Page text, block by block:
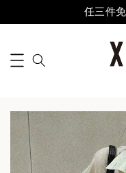
任三件